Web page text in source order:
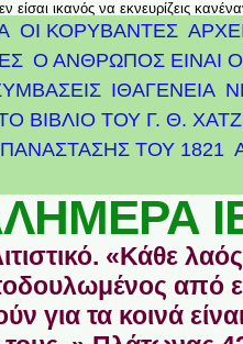
είσαι ικανός να εκνευρίζεις
ΟΙ ΚΟΡΥΒΑΝΤΕΣ
Ο ΑΝΘΡΩΠΟΣ ΕΙΝΑΙ
ΙΘΑΓΕΝΕΙΑ
ΒΙΒΛΙΟ ΤΟΥ Γ. Θ.
ΤΟΥ 1821
«Κάθε
από
για τα κοινά